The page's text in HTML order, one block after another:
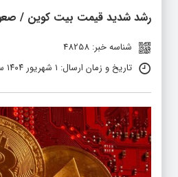
رشد شدید قیمت بیت کوین /
شناسه خبر: 48258
تاریخ و زمان ارسال: ۱ شهریور ۱۴۰۴ ساعت ۲۰:۲۳